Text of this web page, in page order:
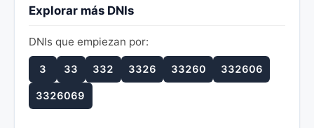
Explorar más DNIs
DNIs que empiezan por:
3 33 332 3326 33260 332606
3326069